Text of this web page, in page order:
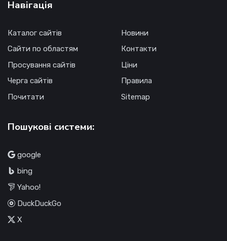
Навігація
Каталог сайтів
Сайти по областям
Просування сайтів
Черга сайтів
Почитати
Новини
Контакти
Ціни
Правила
Sitemap
Пошукові системи:
google
bing
Yahoo!
DuckDuckGo
X